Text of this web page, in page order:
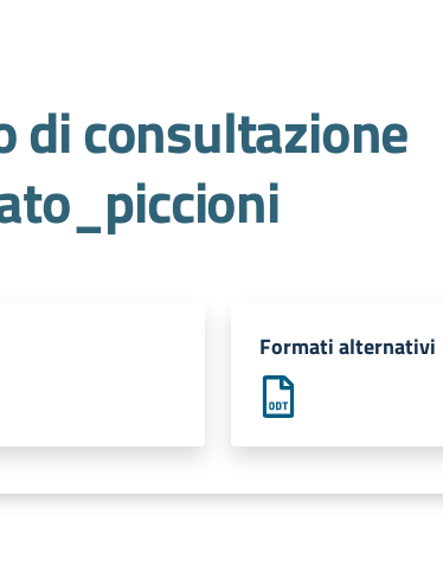
di consultazione
Formati alternativi